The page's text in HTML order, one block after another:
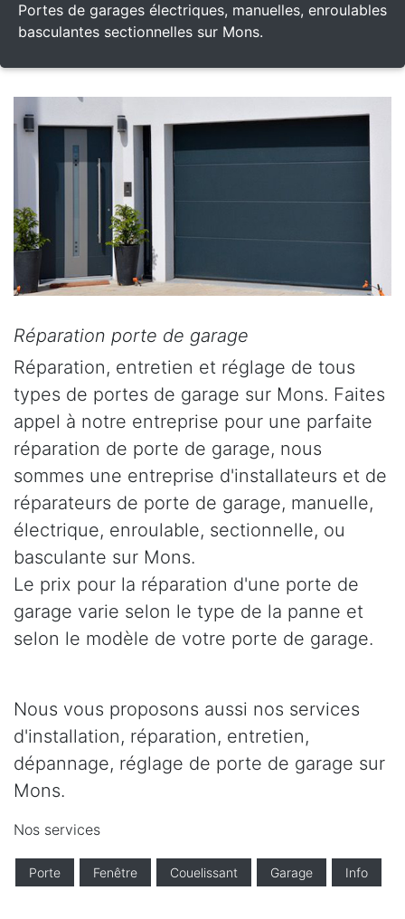
Portes de garages électriques, manuelles, enroulables
basculantes sectionnelles sur Mons.
Réparation porte de garage
Réparation, entretien et réglage de tous
types de portes de garage sur Mons. Faites
appel à notre entreprise pour une parfaite
réparation de porte de garage, nous
sommes une entreprise d'installateurs et de
réparateurs de porte de garage, manuelle,
électrique, enroulable, sectionnelle, ou
basculante sur Mons.
Le prix pour la réparation d'une porte de
garage varie selon le type de la panne et
selon le modèle de votre porte de garage.
Nous vous proposons aussi nos services
d'installation, réparation, entretien,
dépannage, réglage de porte de garage sur
Mons.
Nos services
Porte Fenêtre Couelissant Garage Info